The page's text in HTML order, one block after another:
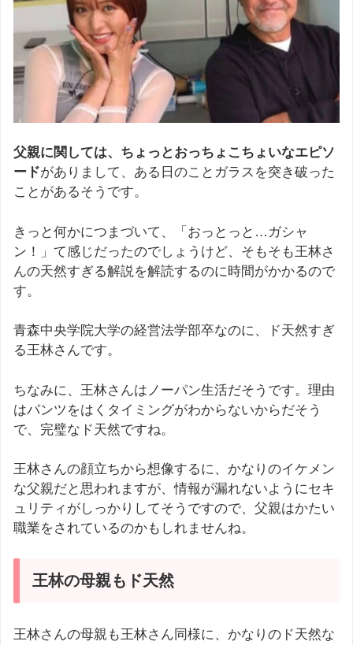
父親に関しては、ちょっとおっちょこちょいなエピソ
ードがありまして、ある日のことガラスを突き破った
ことがあるそうです。
きっと何かにつまづいて、「おっとっと…ガシャ
ン！」て感じだったのでしょうけど、そもそも王林さ
んの天然すぎる解説を解読するのに時間がかかるので
す。
青森中央学院大学の経営法学部卒なのに、ド天然すぎ
る王林さんです。
ちなみに、王林さんはノーパン生活だそうです。理由
はパンツをはくタイミングがわからないからだそう
で、完璧なド天然ですね。
王林さんの顔立ちから想像するに、かなりのイケメン
な父親だと思われますが、情報が漏れないようにセキ
ュリティがしっかりしてそうですので、父親はかたい
職業をされているのかもしれませんね。
王林の母親もド天然
王林さんの母親も王林さん同様に、かなりのド天然な